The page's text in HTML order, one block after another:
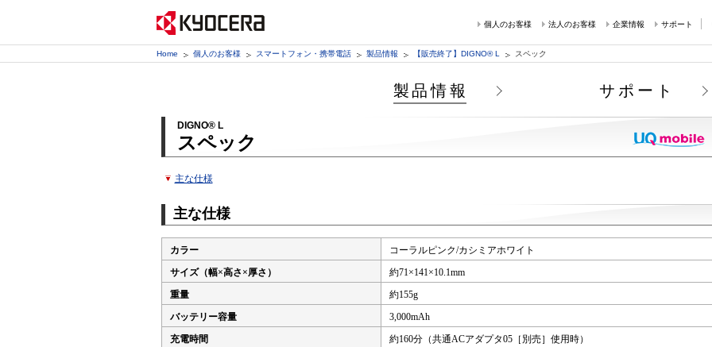
個人のお客様 法人のお客様 企業情報 サポート
Home 個人のお客様 スマートフォン・携帯電話 製品情報 【販売終了】DIGNO® L スペック
製品情報 サポート
DIGNO® L
スペック
主な仕様
主な仕様
カラー
コーラルピンク/カシミアホワイト
サイズ（幅×高さ×厚さ）
約71×141×10.1mm
重量
約155g
バッテリー容量
3,000mAh
充電時間
約160分（共通ACアダプタ05［別売］使用時）